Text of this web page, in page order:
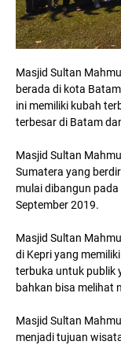
Masjid Sultan
berada di kota
ini memiliki kubah
terbesar di Batam
Masjid Sultan
Sumatera yang
mulai dibangun
September 2019.
Masjid Sultan
di Kepri yang
terbuka untuk publik
bahkan bisa melihat
Masjid Sultan
menjadi tujuan